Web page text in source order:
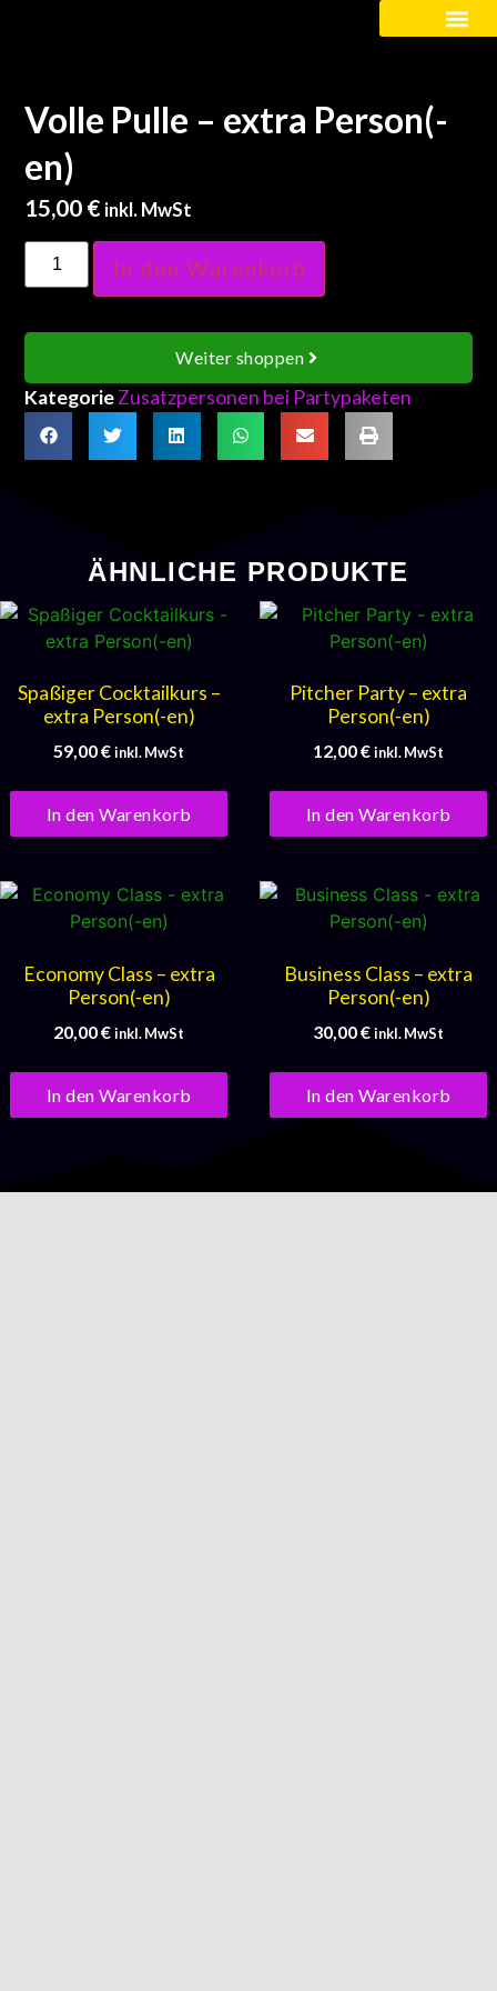
Volle Pulle – extra Person(-
en)
15,00 € inkl. MwSt
In den Warenkorb
Weiter shoppen
KategorieZusatzpersonen bei Partypaketen
ÄHNLICHE PRODUKTE
Spaßiger Cocktailkurs –
extra Person(-en)
59,00€inkl. MwSt
In den Warenkorb
Pitcher Party – extra
Person(-en)
12,00€inkl. MwSt
In den Warenkorb
Economy Class – extra
Person(-en)
20,00€inkl. MwSt
In den Warenkorb
Business Class – extra
Person(-en)
30,00€inkl. MwSt
In den Warenkorb